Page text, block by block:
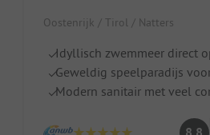
Oostenrijk / Tirol / Natters
Idyllisch zwemmeer direct
Geweldig speelparadijs
Modern sanitair met veel